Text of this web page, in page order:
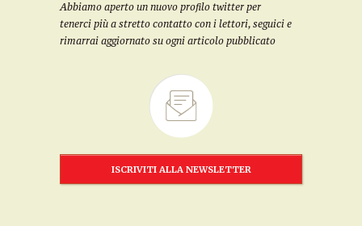
Abbiamo aperto un nuovo profilo twitter per
tenerci più a stretto contatto con i lettori, seguici e
rimarrai aggiornato su ogni articolo pubblicato
ISCRIVITI ALLA NEWSLETTER